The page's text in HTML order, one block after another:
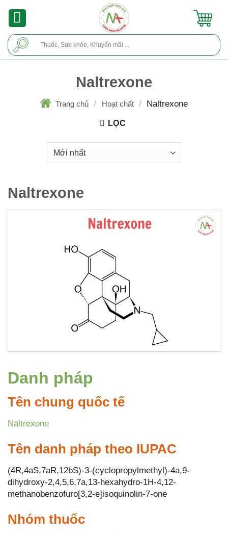
Naltrexone
Trang chủ / Hoạt chất / Naltrexone
LỌC
Naltrexone
Danh pháp
Tên chung quốc tế
Naltrexone
Tên danh pháp theo IUPAC
(4R,4aS,7aR,12bS)-3-(cyclopropylmethyl)-4a,9-
dihydroxy-2,4,5,6,7a,13-hexahydro-1H-4,12-
methanobenzofuro[3,2-e]isoquinolin-7-one
Nhóm thuốc